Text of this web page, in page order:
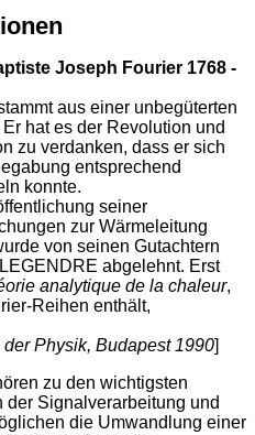
Joseph Fourier 1768 -
aus einer unbegüterten
hat es der Revolution und
zu verdanken, dass er sich
entsprechend
konnte.
seiner
zur Wärmeleitung
von seinen Gutachtern
abgelehnt. Erst
analytique de la chaleur,
Reihen enthält,
Physik, Budapest 1990]
zu den wichtigsten
der Signalverarbeitung und
die Umwandlung einer